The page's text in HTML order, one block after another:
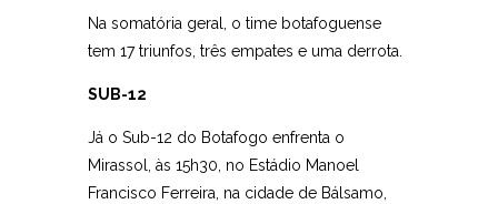
Na somatória geral, o time botafoguense
tem 17 triunfos, três empates e uma derrota.
SUB-12
Já o Sub-12 do Botafogo enfrenta o
Mirassol, às 15h30, no Estádio Manoel
Francisco Ferreira, na cidade de Bálsamo,